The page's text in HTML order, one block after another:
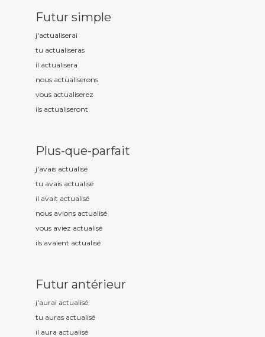
Futur simple
j'actualiserai
tu actualiseras
il actualisera
nous actualiserons
vous actualiserez
ils actualiseront
Plus-que-parfait
j'avais actualisé
tu avais actualisé
il avait actualisé
nous avions actualisé
vous aviez actualisé
ils avaient actualisé
Futur antérieur
j'aurai actualisé
tu auras actualisé
il aura actualisé